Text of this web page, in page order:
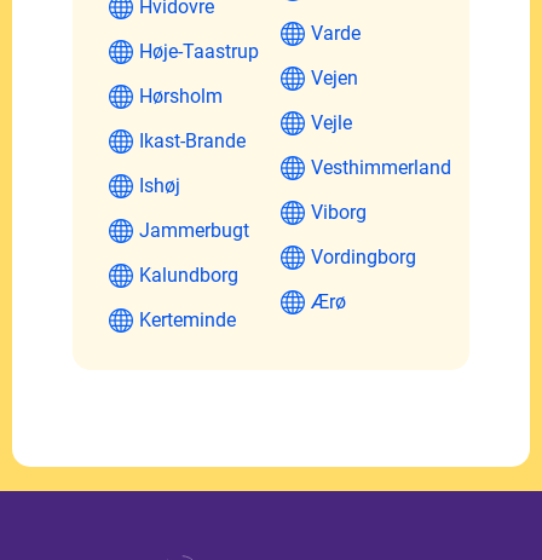
Hvidovre
Høje-Taastrup
Hørsholm
Ikast-Brande
Ishøj
Jammerbugt
Kalundborg
Kerteminde
Varde
Vejen
Vejle
Vesthimmerland
Viborg
Vordingborg
Ærø